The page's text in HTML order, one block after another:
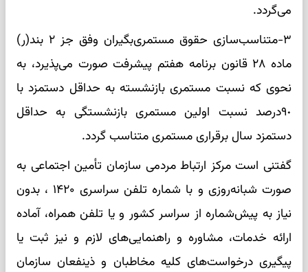
می‌گردد.
٣-متناسب‌سازی حقوق مستمری‌بگیران وفق جز ۲ بند(ر)
ماده ٢٨ قانون برنامه هفتم پیشرفت صورت می‌پذیرد، به
نحوی که نسبت مستمری بازنشسته به حداقل دستمزد با
٩٠درصد نسبت اولین مستمری بازنشستگی به حداقل
دستمزد سال برقراری مستمری متناسب گردد.
گفتنی است مرکز ارتباط مردمی سازمان تأمین اجتماعی به
صورت شبانه‌روزی و با شماره تلفن سراسری ۱۴۲۰ ، بدون
نیاز به پیش‌شماره از سراسر کشور و یا تلفن همراه، آماده
ارائه خدمات، مشاوره و راهنمایی‌های لازم‌ و نیز ثبت یا
پیگیری درخواست‌های کلیه مخاطبان و ذینفعان سازمان